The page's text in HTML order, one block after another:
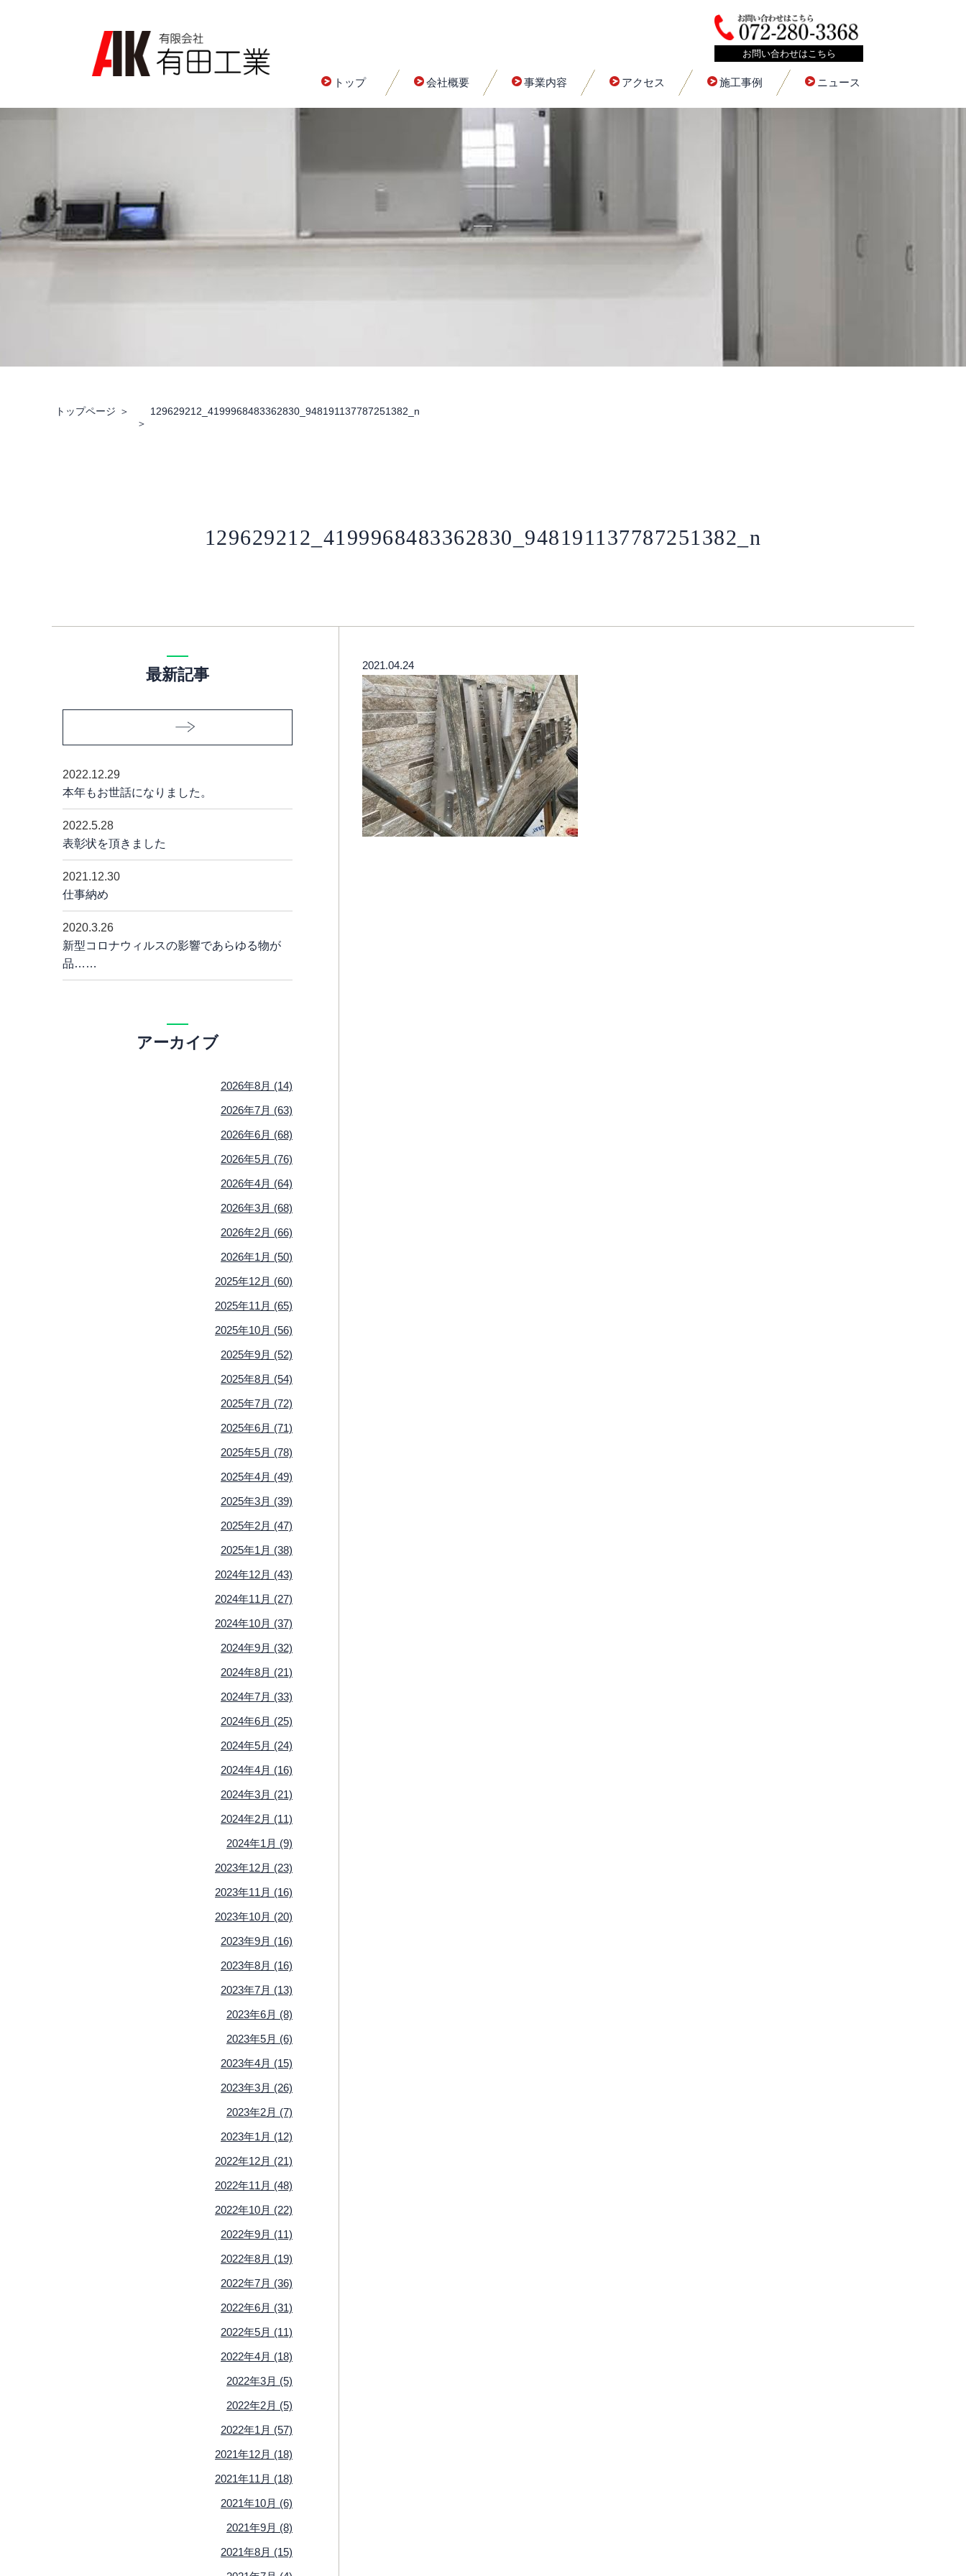
お問い合わせはこちら
トップ 会社概要 事業内容 アクセス 施工事例 ニュース
トップページ 129629212_4199968483362830_948191137787251382_n
129629212_4199968483362830_948191137787251382_n
2021.04.24
最新記事
2022.12.29
本年もお世話になりました。
2022.5.28
表彰状を頂きました
2021.12.30
仕事納め
2020.3.26
新型コロナウィルスの影響であらゆる物が
品……
アーカイブ
2026年8月 (14)
2026年7月 (63)
2026年6月 (68)
2026年5月 (76)
2026年4月 (64)
2026年3月 (68)
2026年2月 (66)
2026年1月 (50)
2025年12月 (60)
2025年11月 (65)
2025年10月 (56)
2025年9月 (52)
2025年8月 (54)
2025年7月 (72)
2025年6月 (71)
2025年5月 (78)
2025年4月 (49)
2025年3月 (39)
2025年2月 (47)
2025年1月 (38)
2024年12月 (43)
2024年11月 (27)
2024年10月 (37)
2024年9月 (32)
2024年8月 (21)
2024年7月 (33)
2024年6月 (25)
2024年5月 (24)
2024年4月 (16)
2024年3月 (21)
2024年2月 (11)
2024年1月 (9)
2023年12月 (23)
2023年11月 (16)
2023年10月 (20)
2023年9月 (16)
2023年8月 (16)
2023年7月 (13)
2023年6月 (8)
2023年5月 (6)
2023年4月 (15)
2023年3月 (26)
2023年2月 (7)
2023年1月 (12)
2022年12月 (21)
2022年11月 (48)
2022年10月 (22)
2022年9月 (11)
2022年8月 (19)
2022年7月 (36)
2022年6月 (31)
2022年5月 (11)
2022年4月 (18)
2022年3月 (5)
2022年2月 (5)
2022年1月 (57)
2021年12月 (18)
2021年11月 (18)
2021年10月 (6)
2021年9月 (8)
2021年8月 (15)